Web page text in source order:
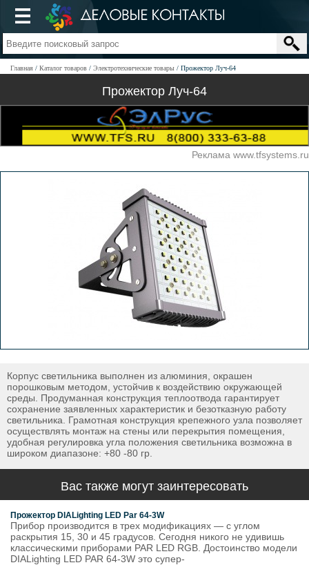
Главная Каталог товаров Электротехнические товары Прожектор Луч-64
Прожектор Луч-64
Реклама www.tfsystems.ru
Корпус светильника выполнен из алюминия, окрашен
порошковым методом, устойчив к воздействию окружающей
среды. Продуманная конструкция теплоотвода гарантирует
сохранение заявленных характеристик и безотказную работу
светильника. Грамотная конструкция крепежного узла позволяет
осуществлять монтаж на стены или перекрытия помещения,
удобная регулировка угла положения светильника возможна в
широком диапазоне: +80 -80 гр.
Вас также могут заинтересовать
Прожектор DIALighting LED Par 64-3W
Прибор производится в трех модификациях — с углом
раскрытия 15, 30 и 45 градусов. Сегодня никого не удивишь
классическими приборами PAR LED RGB. Достоинство модели
DIALighting LED PAR 64-3W это супер-